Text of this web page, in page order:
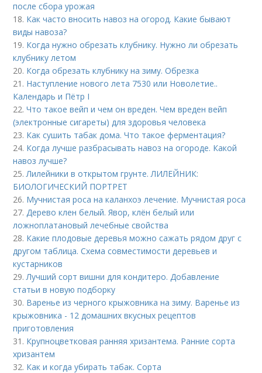
после сбора урожая
18. Как часто вносить навоз на огород. Какие бывают
виды навоза?
19. Когда нужно обрезать клубнику. Нужно ли обрезать
клубнику летом
20. Когда обрезать клубнику на зиму. Обрезка
21. Наступление нового лета 7530 или Новолетие..
Календарь и Пётр I
22.Что такое вейп и чем он вреден. Чем вреден вейп
(электронные сигареты) для здоровья человека
23. Как сушить табак дома. Что такое ферментация?
24. Когда лучше разбрасывать навоз на огороде. Какой
навоз лучше?
25.Лилейники в открытом грунте. ЛИЛЕЙНИК:
БИОЛОГИЧЕСКИЙ ПОРТРЕТ
26. Мучнистая роса на каланхоэ лечение. Мучнистая роса
27.Дерево клен белый. Явор, клён белый или
ложноплатановый лечебные свойства
28. Какие плодовые деревья можно сажать рядом друг с
другом таблица. Схема совместимости деревьев и
кустарников
29.Лучший сорт вишни для кондитеро. Добавление
статьи в новую подборку
30. Варенье из черного крыжовника на зиму. Варенье из
крыжовника - 12 домашних вкусных рецептов
приготовления
31. Крупноцветковая ранняя хризантема. Ранние сорта
хризантем
32. Как и когда убирать табак. Сорта